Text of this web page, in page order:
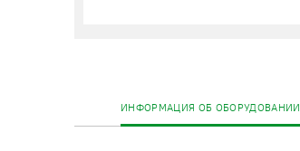
ИНФОРМАЦИЯ ОБ ОБОРУДОВАНИИ